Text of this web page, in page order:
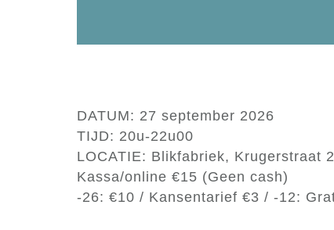
DATUM: 27 september 2026
TIJD: 20u-22u00
LOCATIE: Blikfabriek, Krugerstraat
Kassa/online €15 (Geen cash)
-26: €10 / Kansentarief €3 / -12: